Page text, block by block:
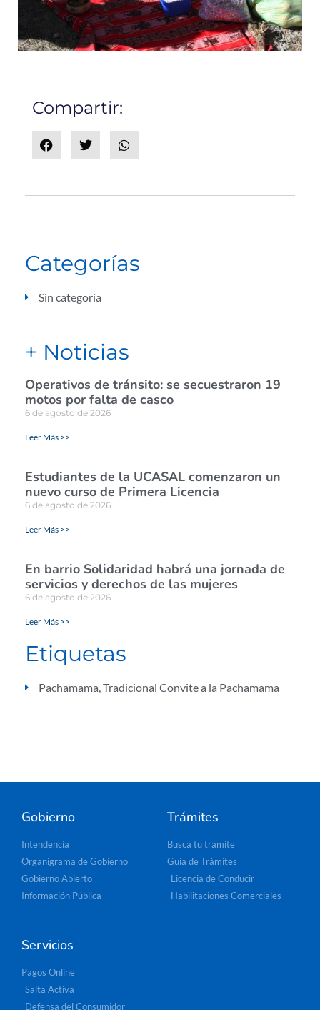
Compartir:
Categorías
Sin categoría
+ Noticias
Operativos de tránsito: se secuestraron 19
motos por falta de casco
6 de agosto de 2026
Leer Más >>
Estudiantes de la UCASAL comenzaron un
nuevo curso de Primera Licencia
6 de agosto de 2026
Leer Más >>
En barrio Solidaridad habrá una jornada de
servicios y derechos de las mujeres
6 de agosto de 2026
Leer Más >>
Etiquetas
Pachamama Tradicional Convite a la Pachamama
Gobierno
Intendencia
Organigrama de Gobierno
Gobierno Abierto
Información Pública
Trámites
Buscá tu trámite
Guía de Trámites
Licencia de Conducir
Habilitaciones Comerciales
Servicios
Pagos Online
Salta Activa
Defensa del Consumidor